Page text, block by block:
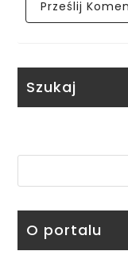
Szukaj
O portalu